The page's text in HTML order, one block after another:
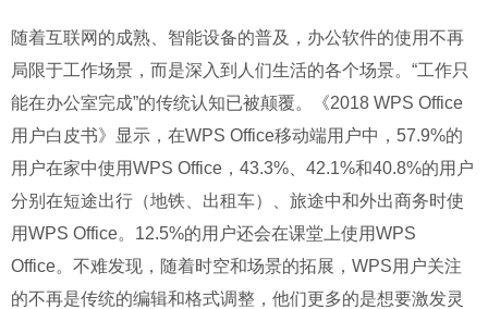
随着互联网的成熟、智能设备的普及，办公软件的使用不再
局限于工作场景，而是深入到人们生活的各个场景。“工作只
能在办公室完成”的传统认知已被颠覆。《2018 WPS Office
用户白皮书》显示，在WPS Office移动端用户中，57.9%的
用户在家中使用WPS Office，43.3%、42.1%和40.8%的用户
分别在短途出行（地铁、出租车）、旅途中和外出商务时使
用WPS Office。12.5%的用户还会在课堂上使用WPS
Office。不难发现，随着时空和场景的拓展，WPS用户关注
的不再是传统的编辑和格式调整，他们更多的是想要激发灵